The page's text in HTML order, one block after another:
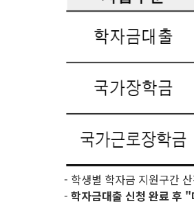
- 학생별 학자금 지원구간
- 학자금대출 신청 완료 후